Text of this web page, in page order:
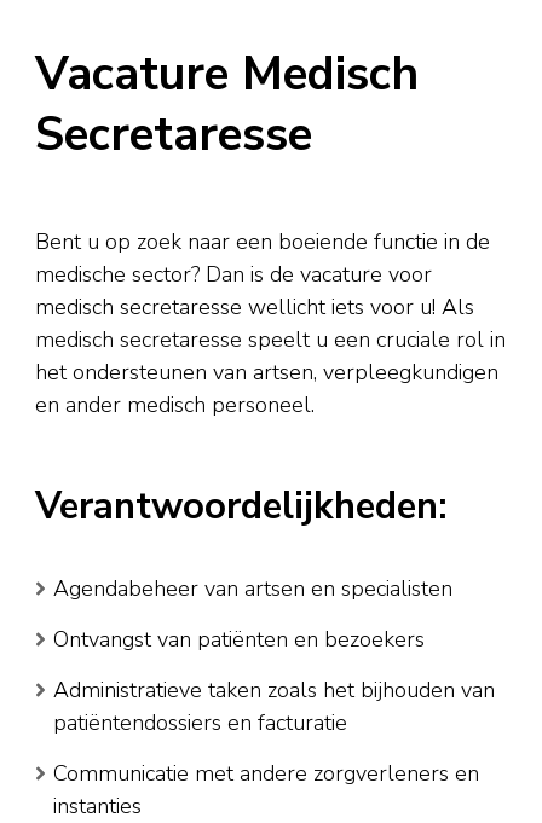
Vacature Medisch
Secretaresse
Bent u op zoek naar een boeiende functie in de
medische sector? Dan is de vacature voor
medisch secretaresse wellicht iets voor u! Als
medisch secretaresse speelt u een cruciale rol in
het ondersteunen van artsen, verpleegkundigen
en ander medisch personeel.
Verantwoordelijkheden:
Agendabeheer van artsen en specialisten
Ontvangst van patiënten en bezoekers
Administratieve taken zoals het bijhouden van
patiëntendossiers en facturatie
Communicatie met andere zorgverleners en
instanties